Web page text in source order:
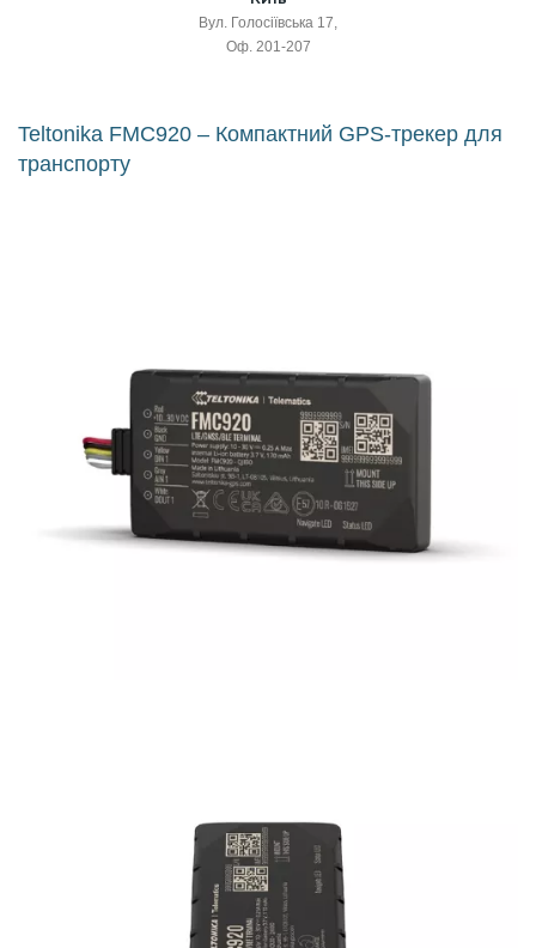
Вул. Голосіївська 17,
Оф. 201-207
Teltonika FMC920 – Компактний GPS-трекер для
транспорту